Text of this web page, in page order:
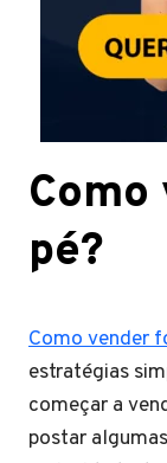
pé?
Como vender
estratégias
começar a
postar